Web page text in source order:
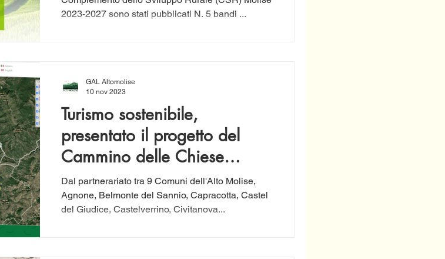
2023-2027 sono stati pubblicati N. 5 bandi ...
Turismo sostenibile,
presentato il progetto del
Cammino delle Chiese
Campestri
Dal partnerariato tra 9 Comuni dell'Alto Molise,
Agnone, Belmonte del Sannio, Capracotta, Castel
del Giudice, Castelverrino, Civitanova...
GAL Altomolise
10 nov 2023